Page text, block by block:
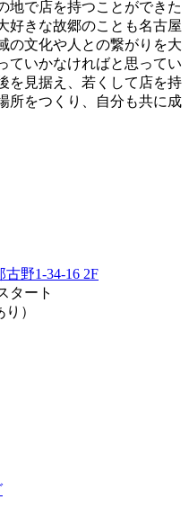
地で店を持つことができた
好きな故郷のことも名古屋
の文化や人との繋がりを大
ていかなければと思ってい
を見据え、若くして店を持
所をつくり、自分も共に成
野1-34-16 2F
タート
）